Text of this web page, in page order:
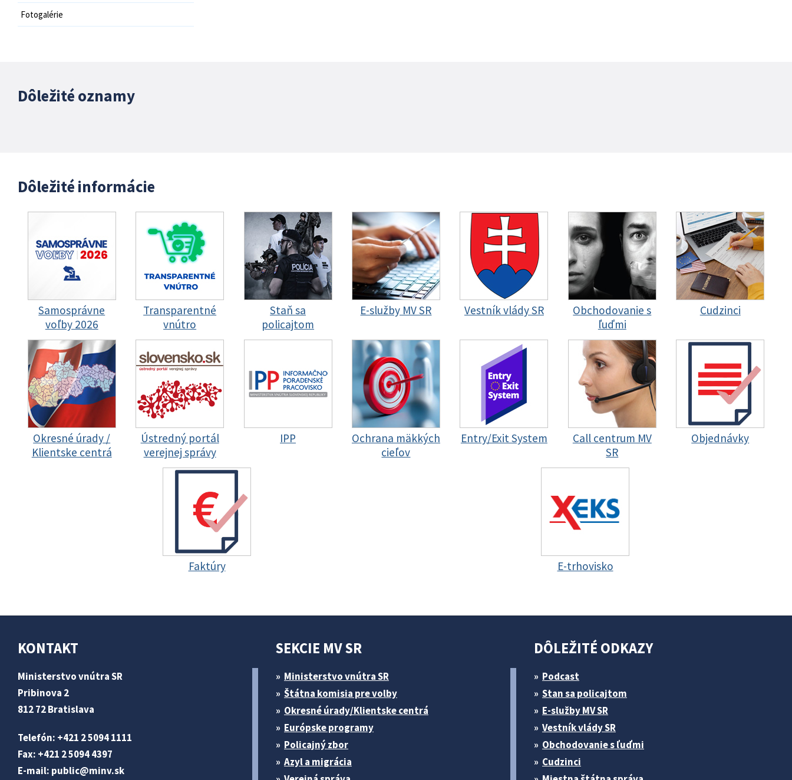
Fotogalérie
Dôležité oznamy
Dôležité informácie
Samosprávne
voľby 2026
Transparentné
vnútro
Staň sa
policajtom
E-služby MV SR Vestník vlády SR
Obchodovanie s
ľuďmi
Cudzinci
Okresné úrady /
Klientske centrá
Ústredný portál
verejnej správy
IPP
Ochrana mäkkých
cieľov
Entry/Exit System
Call centrum MV
SR
Objednávky
Faktúry E-trhovisko
KONTAKT
Ministerstvo vnútra SR
Pribinova 2
812 72 Bratislava
Telefón: +421 2 5094 1111
Fax: +421 2 5094 4397
E-mail: public@minv.sk
SEKCIE MV SR
Ministerstvo vnútra SR
Štátna komisia pre volby
Okresné úrady/Klientske centrá
Európske programy
Policajný zbor
Azyl a migrácia
DÔLEŽITÉ ODKAZY
Podcast
Stan sa policajtom
E-služby MV SR
Vestník vlády SR
Obchodovanie s ľuďmi
Cudzinci